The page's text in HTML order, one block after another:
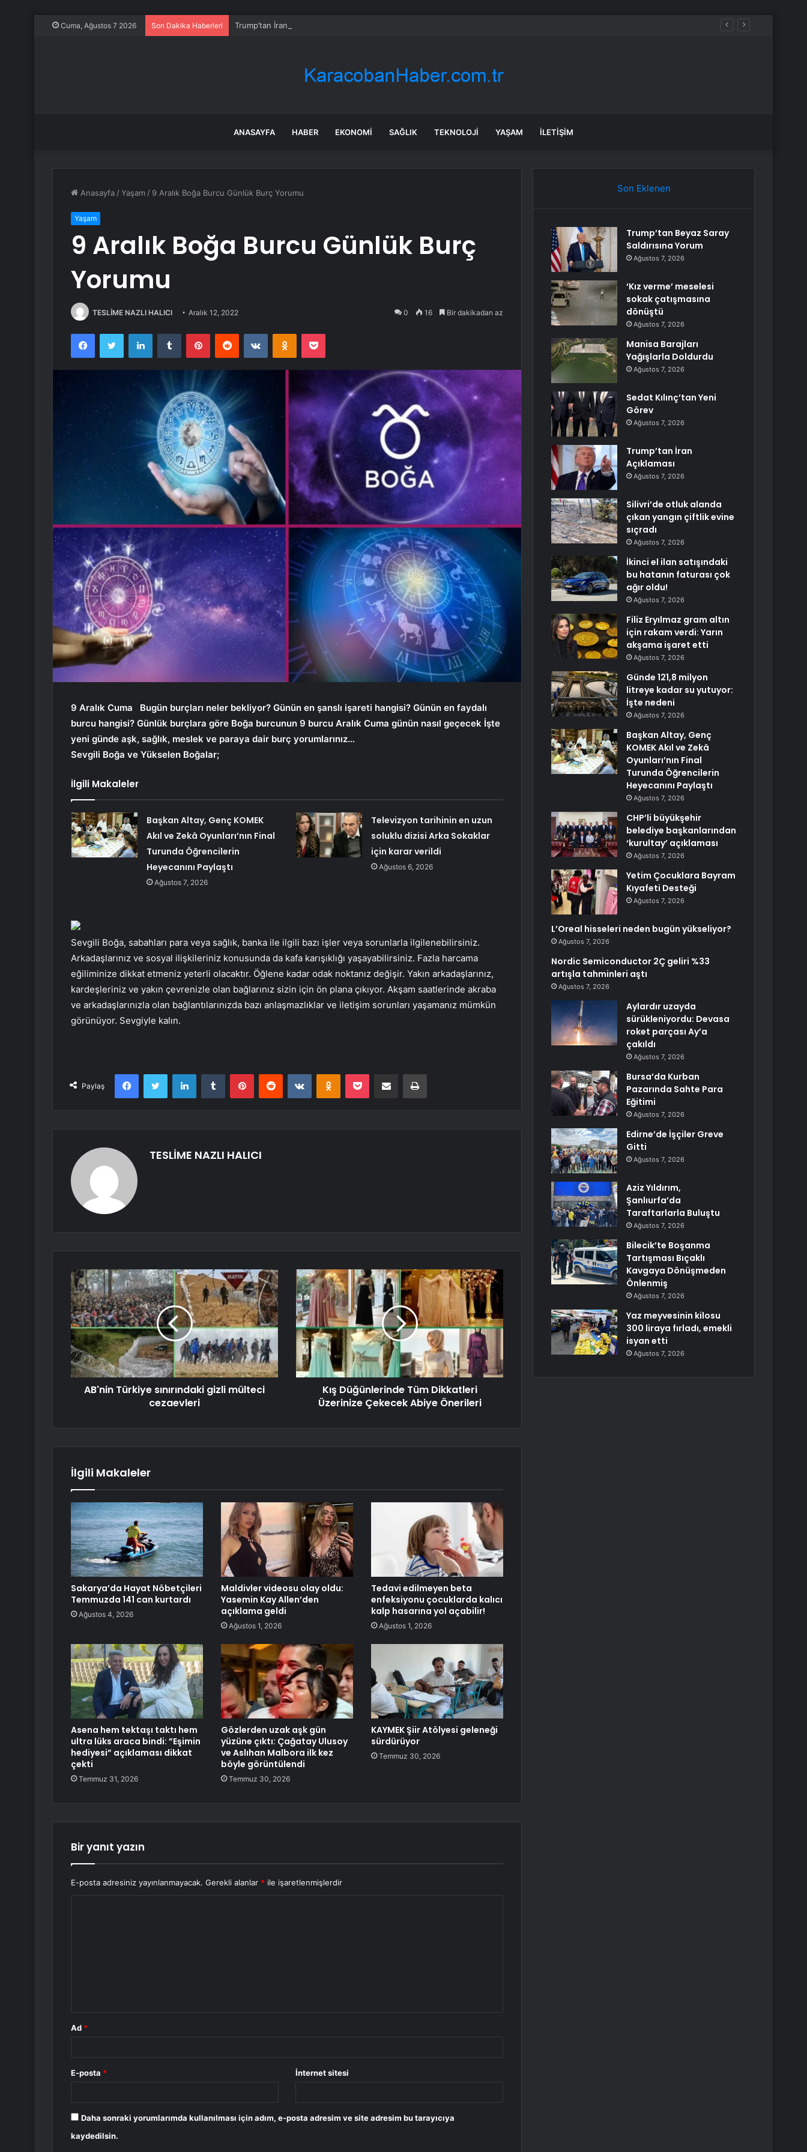
Cuma, Ağustos 7 2026 Son Dakika Haberleri Trump’tan İran Açıklaması
ANASAYFA HABER EKONOMI SAĞLIK TEKNOLOJI YAŞAM İLETIŞIM
Anasayfa /Yaşam / 9 Aralık Boğa Burcu Günlük Burç Yorumu
Yaşam
9 Aralık Boğa Burcu Günlük Burç
Yorumu
TESLİME NAZLI HALICI Aralık 12, 2022 0 16 Bir dakikadan az
FacebookTwitter LinkedInTumblr PinterestReddit VKontakteOdnoklassniki
Pocket
9 Aralık Cuma
Bugün burçları neler bekliyor? Günün en şanslı işareti hangisi? Günün en faydalı
burcu hangisi? Günlük burçlara göre Boğa burcunun 9 burcu Aralık Cuma günün nasıl geçecek İşte
yeni günde aşk, sağlık, meslek ve paraya dair burç yorumlarınız…
Sevgili Boğa ve Yükselen Boğalar;
İlgili Makaleler
Başkan Altay, Genç KOMEK
Akıl ve Zekâ Oyunları’nın Final
Turunda Öğrencilerin
Heyecanını Paylaştı
Ağustos 7, 2026
Televizyon tarihinin en uzun
soluklu dizisi Arka Sokaklar
için karar verildi
Ağustos 6, 2026
Sevgili Boğa, sabahları para veya sağlık, banka ile ilgili bazı işler veya sorunlarla ilgilenebilirsiniz.
Arkadaşlarınız ve sosyal ilişkileriniz konusunda da kafa karışıklığı yaşayabilirsiniz. Fazla harcama
eğiliminize dikkat etmeniz yeterli olacaktır. Öğlene kadar odak noktanız değişir. Yakın arkadaşlarınız,
kardeşleriniz ve yakın çevrenizle olan bağlarınız sizin için ön plana çıkıyor. Akşam saatlerinde akraba
ve arkadaşlarınızla olan bağlantılarınızda bazı anlaşmazlıklar ve iletişim sorunları yaşamanız mümkün
görünüyor. Sevgiyle kalın.
Paylaş
FacebookTwitter LinkedInTumblr PinterestReddit VKontakteOdnoklassniki
Pocket E-Posta ile paylaş Yazdır
TESLİME NAZLI HALICI
AB'nin Türkiye sınırındaki gizli mülteci
cezaevleri
Kış Düğünlerinde Tüm Dikkatleri
Üzerinize Çekecek Abiye Önerileri
İlgili Makaleler
Sakarya’da Hayat Nöbetçileri
Temmuzda 141 can kurtardı
Ağustos 4, 2026
Maldivler videosu olay oldu:
Yasemin Kay Allen’den
açıklama geldi
Ağustos 1, 2026
Tedavi edilmeyen beta
enfeksiyonu çocuklarda kalıcı
kalp hasarına yol açabilir!
Ağustos 1, 2026
Asena hem tektaşı taktı hem
ultra lüks araca bindi: ”Eşimin
hediyesi” açıklaması dikkat
çekti
Temmuz 31, 2026
Gözlerden uzak aşk gün
yüzüne çıktı: Çağatay Ulusoy
ve Aslıhan Malbora ilk kez
böyle görüntülendi
Temmuz 30, 2026
KAYMEK Şiir Atölyesi geleneği
sürdürüyor
Temmuz 30, 2026
Bir yanıt yazın
E-posta adresiniz yayınlanmayacak. Gerekli alanlar * ile işaretlenmişlerdir
Ad *
E-posta * İnternet sitesi
Daha sonraki yorumlarımda kullanılması için adım, e-posta adresim ve site adresim bu tarayıcıya
kaydedilsin.
Son Eklenen
Trump’tan Beyaz Saray
Saldırısına Yorum
Ağustos 7, 2026
‘Kız verme’ meselesi
sokak çatışmasına
dönüştü
Ağustos 7, 2026
Manisa Barajları
Yağışlarla Doldurdu
Ağustos 7, 2026
Sedat Kılınç’tan Yeni
Görev
Ağustos 7, 2026
Trump’tan İran
Açıklaması
Ağustos 7, 2026
Silivri’de otluk alanda
çıkan yangın çiftlik evine
sıçradı
Ağustos 7, 2026
İkinci el ilan satışındaki
bu hatanın faturası çok
ağır oldu!
Ağustos 7, 2026
Filiz Eryılmaz gram altın
için rakam verdi: Yarın
akşama işaret etti
Ağustos 7, 2026
Günde 121,8 milyon
litreye kadar su yutuyor:
İşte nedeni
Ağustos 7, 2026
Başkan Altay, Genç
KOMEK Akıl ve Zekâ
Oyunları’nın Final
Turunda Öğrencilerin
Heyecanını Paylaştı
Ağustos 7, 2026
CHP’li büyükşehir
belediye başkanlarından
‘kurultay’ açıklaması
Ağustos 7, 2026
Yetim Çocuklara Bayram
Kıyafeti Desteği
Ağustos 7, 2026
L’Oreal hisseleri neden bugün yükseliyor?
Ağustos 7, 2026
Nordic Semiconductor 2Ç geliri %33
artışla tahminleri aştı
Ağustos 7, 2026
Aylardır uzayda
sürükleniyordu: Devasa
roket parçası Ay’a
çakıldı
Ağustos 7, 2026
Bursa’da Kurban
Pazarında Sahte Para
Eğitimi
Ağustos 7, 2026
Edirne’de İşçiler Greve
Gitti
Ağustos 7, 2026
Aziz Yıldırım,
Şanlıurfa’da
Taraftarlarla Buluştu
Ağustos 7, 2026
Bilecik’te Boşanma
Tartışması Bıçaklı
Kavgaya Dönüşmeden
Önlenmiş
Ağustos 7, 2026
Yaz meyvesinin kilosu
300 liraya fırladı, emekli
isyan etti
Ağustos 7, 2026